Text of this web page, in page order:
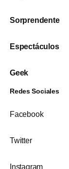
Sorprendente
Espectáculos
Geek
Redes Sociales
Facebook
Twitter
Instagram